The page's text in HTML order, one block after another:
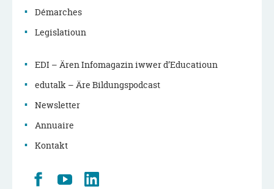
Démarches
Legislatioun
EDI – Ären Infomagazin iwwer d’Educatioun
edutalk – Äre Bildungspodcast
Newsletter
Annuaire
Kontakt
Retrouvez
nous
Youtube